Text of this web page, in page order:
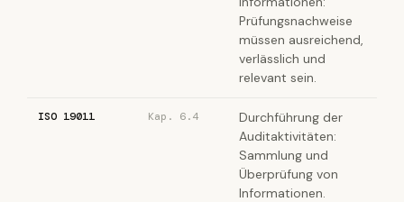
Prüfungsnachweise
müssen ausreichend,
verlässlich und
relevant sein.
ISO 19011 Kap. 6.4
Durchführung der
Auditaktivitäten:
Sammlung und
Überprüfung von
Informationen.